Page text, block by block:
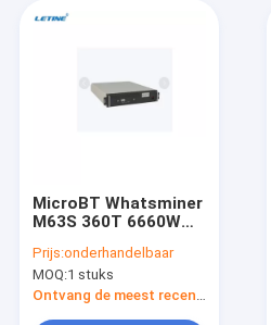
MicroBT Whatsminer
M63S 360T 6660W
PSU
Prijs:onderhandelbaar
MOQ:1 stuks
Ontvang de meest recente Prijs